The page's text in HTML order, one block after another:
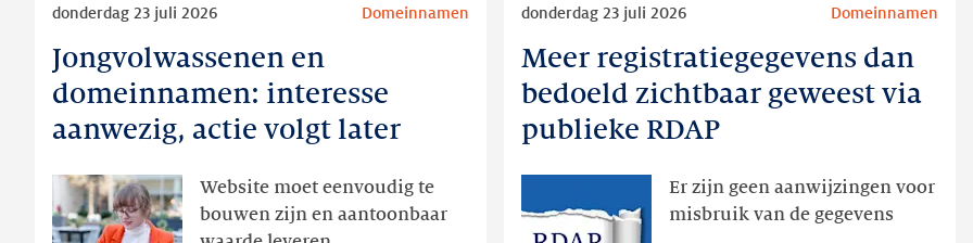
Jongvolwassenen en
domeinnamen: interesse
aanwezig, actie volgt later
donderdag 23 juli 2026 Domeinnamen
Website moet eenvoudig te
bouwen zijn en aantoonbaar
Jongvolwassenen
domeinnamen:
interesse
volgt
Meer registratiegegevens dan
bedoeld zichtbaar geweest via
publieke RDAP
donderdag 23 juli 2026 Domeinnamen
Er zijn geen aanwijzingen voor
misbruik van de gegevens
Meer
registratiegegevens
dan
bedoeld
via